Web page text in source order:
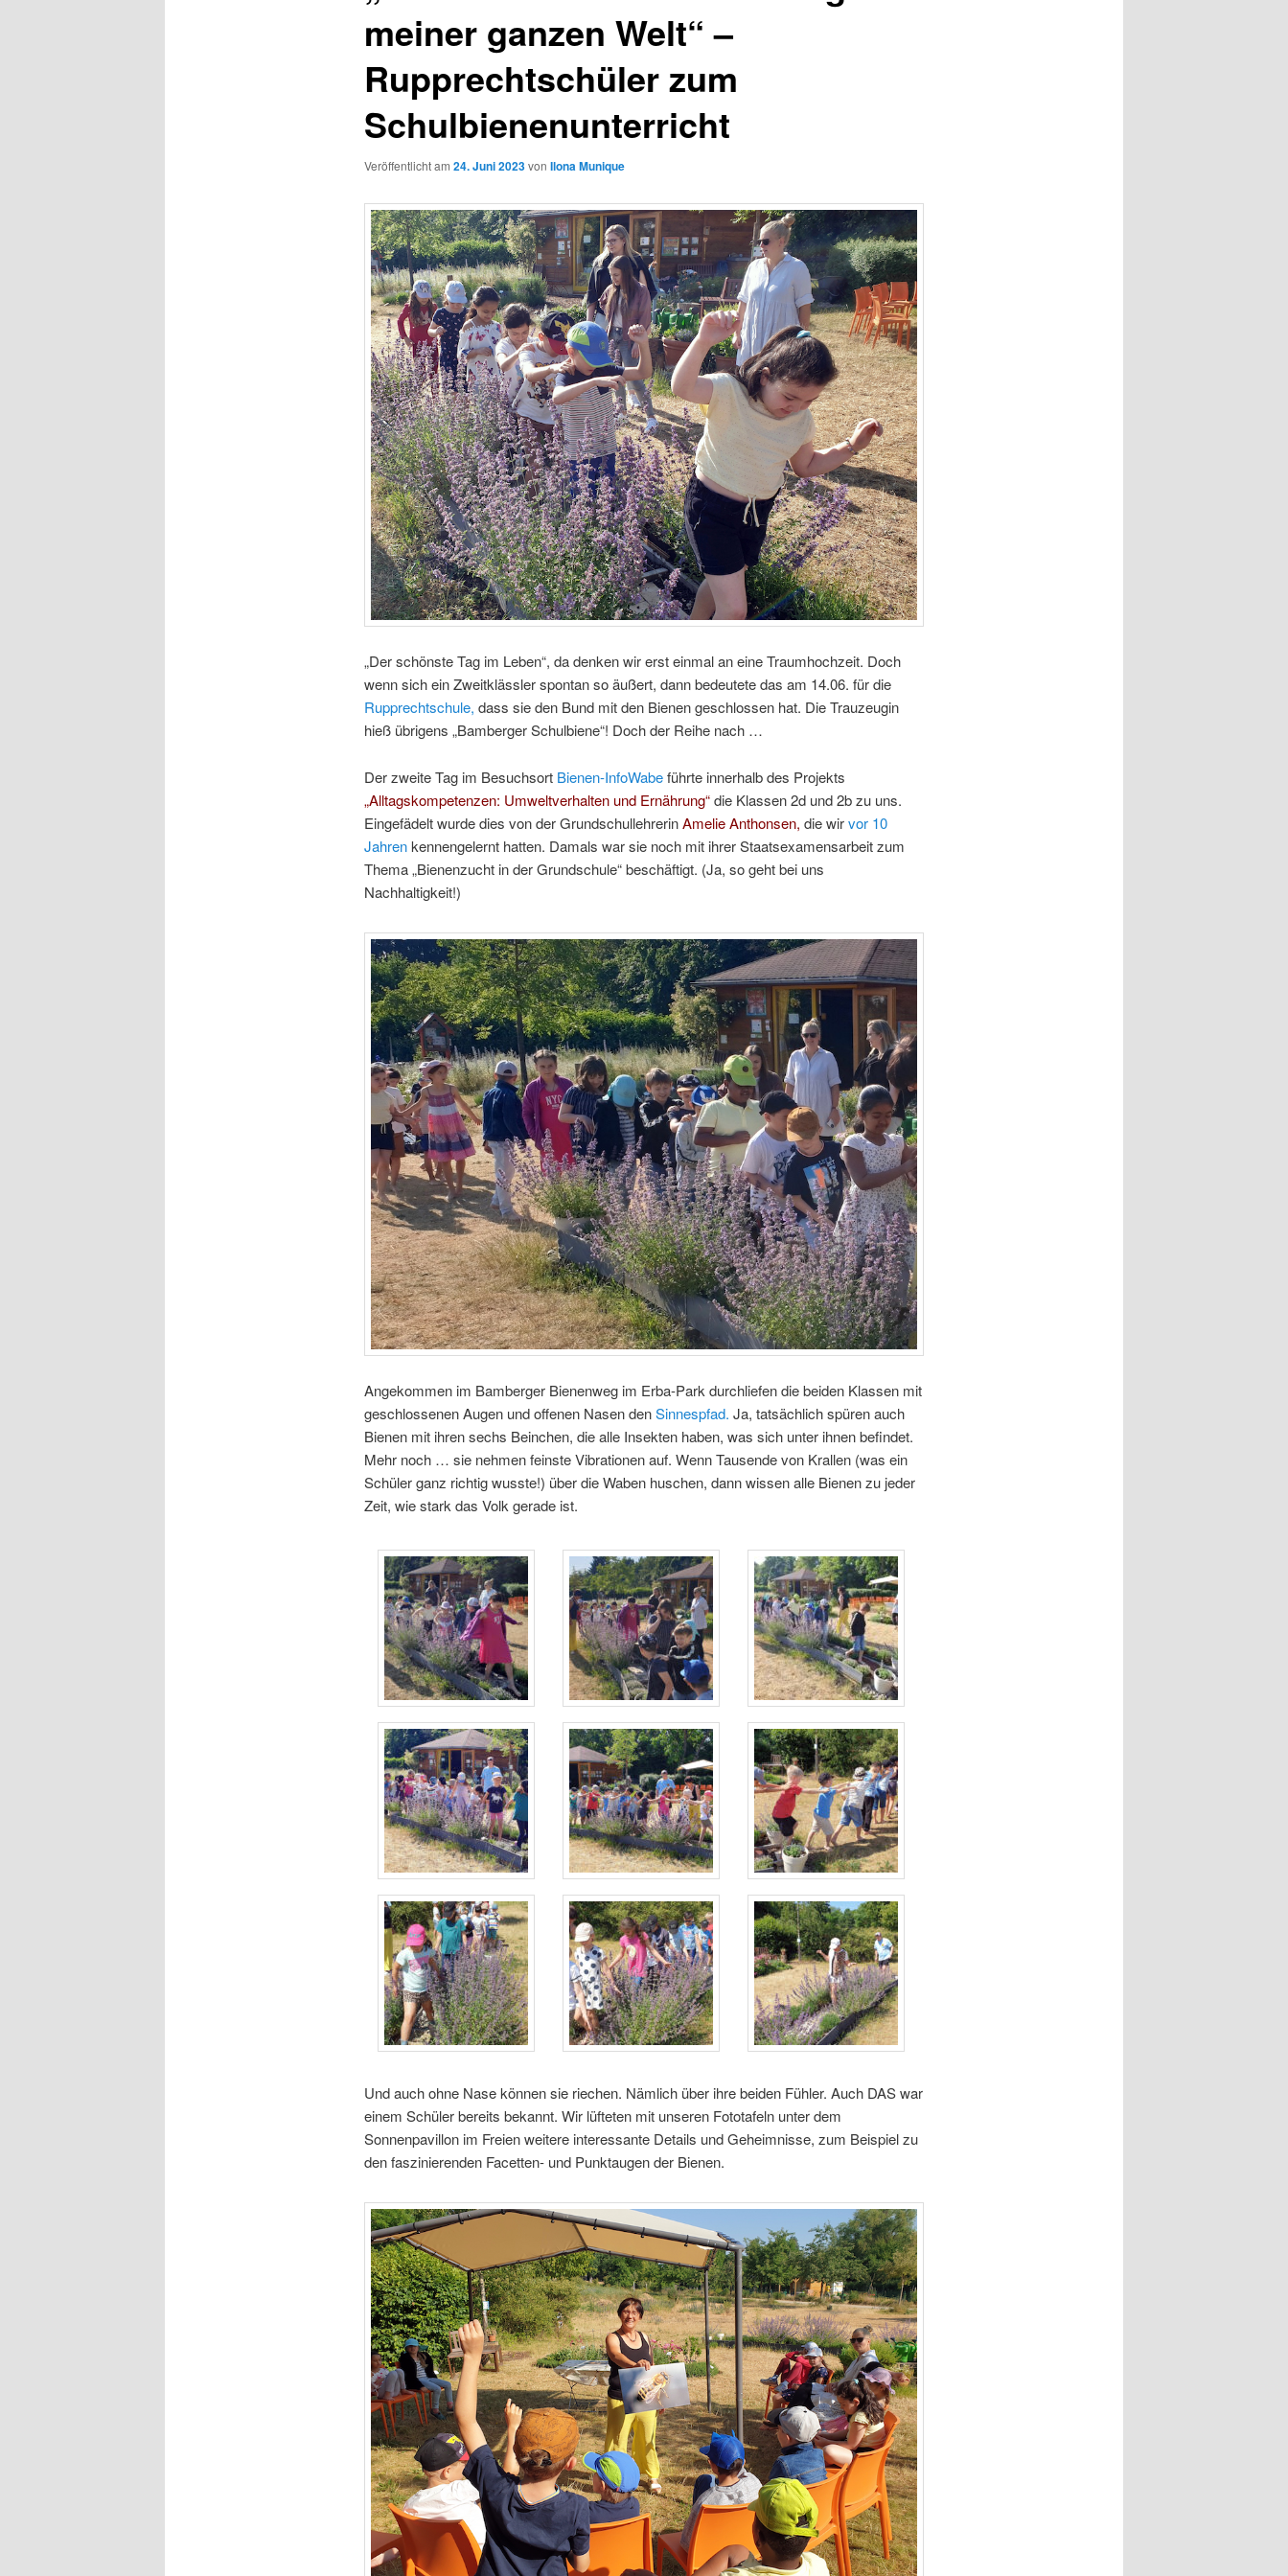
meiner ganzen Welt“ –
Rupprechtschüler zum
Schulbienenunterricht
Veröffentlicht am 24. Juni 2023von Ilona Munique
„Der schönste Tag im Leben“, da denken wir erst einmal an eine Traumhochzeit. Doch
wenn sich ein Zweitklässler spontan so äußert, dann bedeutete das am 14.06. für die
Rupprechtschule, dass sie den Bund mit den Bienen geschlossen hat. Die Trauzeugin
hieß übrigens „Bamberger Schulbiene“! Doch der Reihe nach …
Der zweite Tag im Besuchsort Bienen-InfoWabeführte innerhalb des Projekts
„Alltagskompetenzen: Umweltverhalten und Ernährung“die Klassen 2d und 2b zu uns.
Eingefädelt wurde dies von der GrundschullehrerinAmelie Anthonsen, die wirvor 10
Jahrenkennengelernt hatten. Damals war sie noch mit ihrer Staatsexamensarbeit zum
Thema „Bienenzucht in der Grundschule“ beschäftigt. (Ja, so geht bei uns
Nachhaltigkeit!)
Angekommen im Bamberger Bienenweg im Erba-Park durchliefen die beiden Klassen mit
geschlossenen Augen und offenen Nasen denSinnespfad. Ja, tatsächlich spüren auch
Bienen mit ihren sechs Beinchen, die alle Insekten haben, was sich unter ihnen befindet.
Mehr noch … sie nehmen feinste Vibrationen auf. Wenn Tausende von Krallen (was ein
Schüler ganz richtig wusste!) über die Waben huschen, dann wissen alle Bienen zu jeder
Zeit, wie stark das Volk gerade ist.
Und auch ohne Nase können sie riechen. Nämlich über ihre beiden Fühler. Auch DAS war
einem Schüler bereits bekannt. Wir lüfteten mit unseren Fototafeln unter dem
Sonnenpavillon im Freien weitere interessante Details und Geheimnisse, zum Beispiel zu
den faszinierenden Facetten- und Punktaugen der Bienen.